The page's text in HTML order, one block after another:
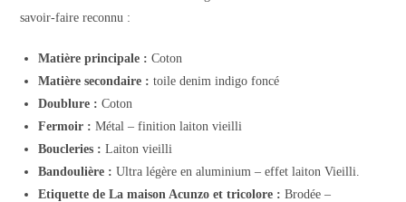
savoir-faire reconnu :
Matière principale :Coton
Matière secondaire :toile denim indigo foncé
Doublure : Coton
Fermoir : Métal – finition laiton vieilli
Boucleries : Laiton vieilli
Bandoulière :Ultra légère en aluminium – effet laiton Vieilli.
Etiquette de La maison Acunzo et tricolore : Brodée –